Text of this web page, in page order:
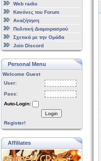
Web radio
Κανόνες του Forum
Αναζήτηση
Πολιτική Διαμοιρασμού
Σχετικά με την Ομάδα
Join Discord
Personal Menu
Welcome Guest
User:
Pass:
Auto-Login:
Login
Register!
Affiliates